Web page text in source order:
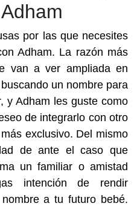
por las que necesites
Adham. La razón más
van a ver ampliada en
un nombre para
y Adham les guste como
de integrarlo con otro
exclusivo. Del mismo
de ante el caso que
un familiar o amistad
intención de rendir
a tu futuro bebé.